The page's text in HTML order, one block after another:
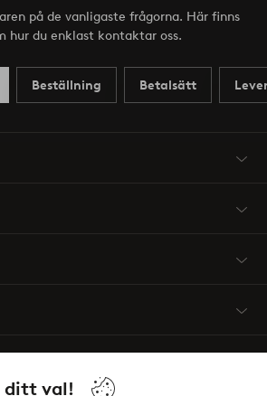
ditt val!
på de vanligaste frågorna. Här finns
hur du enklast kontaktar oss.
Beställning Betalsätt